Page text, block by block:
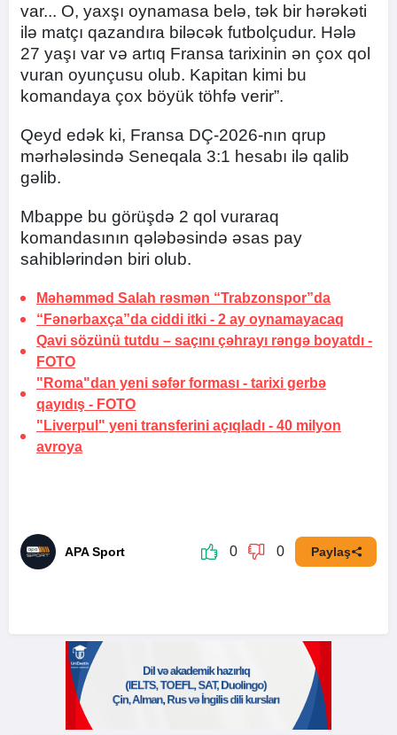
var... O, yaxşı oynamasa belə, tək bir hərəkəti
ilə matçı qazandıra biləcək futbolçudur. Hələ
27 yaşı var və artıq Fransa tarixinin ən çox qol
vuran oyunçusu olub. Kapitan kimi bu
komandaya çox böyük töhfə verir”.
Qeyd edək ki, Fransa DÇ-2026-nın qrup
mərhələsində Seneqala 3:1 hesabı ilə qalib
gəlib.
Mbappe bu görüşdə 2 qol vuraraq
komandasının qələbəsində əsas pay
sahiblərindən biri olub.
Məhəmməd Salah rəsmən “Trabzonspor”da
“Fənərbaxça”da ciddi itki - 2 ay oynamayacaq
Qavi sözünü tutdu – saçını çəhrayı rəngə boyatdı -
FOTO
"Roma"dan yeni səfər forması - tarixi gerbə
qayıdış - FOTO
"Liverpul" yeni transferini açıqladı - 40 milyon
avroya
APA Sport 0 0 Paylaş